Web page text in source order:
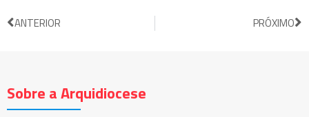
ANTERIOR PRÓXIMO
Sobre a Arquidiocese